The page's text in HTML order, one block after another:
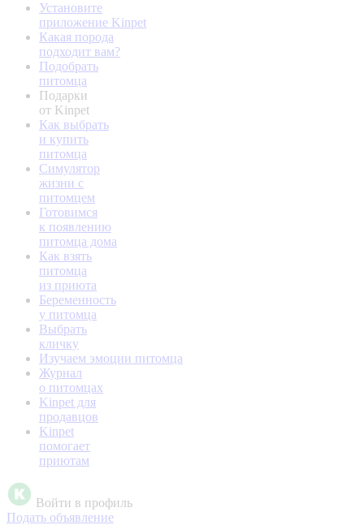
Установите
приложение Kinpet
Какая порода
подходит вам?
Подобрать
питомца
Подарки
от Kinpet
Как выбрать
и купить
питомца
Симулятор
жизни с
питомцем
Готовимся
к появлению
питомца дома
Как взять
питомца
из приюта
Беременность
у питомца
Выбрать
кличку
Изучаем эмоции питомца
Журнал
о питомцах
Kinpet для
продавцов
Kinpet
помогает
приютам
Войти в профиль
Подать объявление